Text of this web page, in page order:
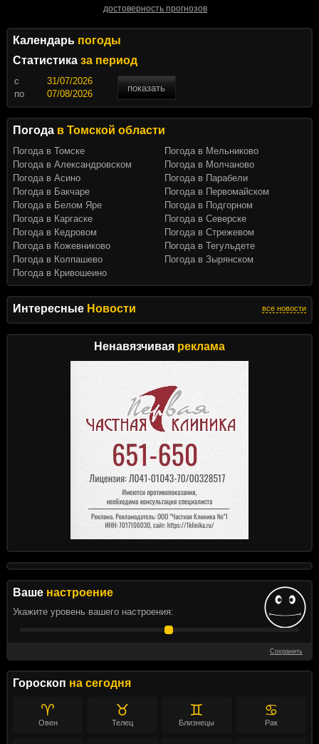
Интересные Новости все новости
Ненавязчивая реклама
Ваше настроение
Укажите уровень вашего настроения:
Сохранить
Гороскоп на сегодня
♈
Овен
♉
Телец
♊
Близнецы
♋
Рак
достоверность прогнозов
Календарь погоды
Статистика за период
c
показать
по
Погода в Томской области
Погода в Томске
Погода в Александровском
Погода в Асино
Погода в Бакчаре
Погода в Белом Яре
Погода в Каргаске
Погода в Кедровом
Погода в Кожевниково
Погода в Колпашево
Погода в Кривошеино
Погода в Мельниково
Погода в Молчаново
Погода в Парабели
Погода в Первомайском
Погода в Подгорном
Погода в Северске
Погода в Стрежевом
Погода в Тегульдете
Погода в Зырянском